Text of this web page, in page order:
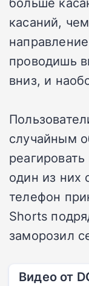
касаний,
проводишь
вниз, и
случайным
один из них
телефон
Shorts
заморозил
Видео от